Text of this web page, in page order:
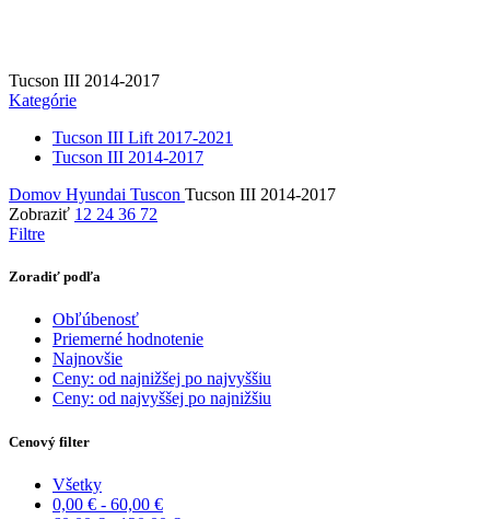
Tucson III 2014-2017
Kategórie
Tucson III Lift 2017-2021
Tucson III 2014-2017
Domov Hyundai Tuscon Tucson III 2014-2017
Zobraziť 12 24 36 72
Filtre
Zoradiť podľa
Obľúbenosť
Priemerné hodnotenie
Najnovšie
Ceny: od najnižšej po najvyššiu
Ceny: od najvyššej po najnižšiu
Cenový filter
Všetky
0,00 € - 60,00 €